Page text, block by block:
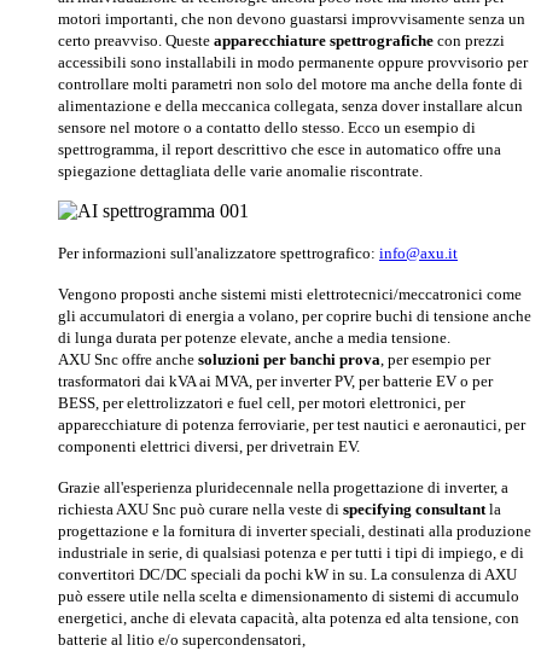
motori importanti, che non devono guastarsi improvvisamente senza un
certo preavviso. Queste apparecchiature spettrografiche con prezzi
accessibili sono installabili in modo permanente oppure provvisorio per
controllare molti parametri non solo del motore ma anche della fonte di
alimentazione e della meccanica collegata, senza dover installare alcun
sensore nel motore o a contatto dello stesso. Ecco un esempio di
spettrogramma, il report descrittivo che esce in automatico offre una
spiegazione dettagliata delle varie anomalie riscontrate.
Per informazioni sull'analizzatore spettrografico: info@axu.it
Vengono proposti anche sistemi misti elettrotecnici/meccatronici come
gli accumulatori di energia a volano, per coprire buchi di tensione anche
di lunga durata per potenze elevate, anche a media tensione.
AXU Snc offre anche soluzioni per banchi prova, per esempio per
trasformatori dai kVA ai MVA, per inverter PV, per batterie EV o per
BESS, per elettrolizzatori e fuel cell, per motori elettronici, per
apparecchiature di potenza ferroviarie, per test nautici e aeronautici, per
componenti elettrici diversi, per drivetrain EV.
Grazie all'esperienza pluridecennale nella progettazione di inverter, a
richiesta AXU Snc può curare nella veste di specifying consultantla
progettazione e la fornitura di inverter speciali, destinati alla produzione
industriale in serie, di qualsiasi potenza e per tutti i tipi di impiego, e di
convertitori DC/DC speciali da pochi kW in su. La consulenza di AXU
può essere utile nella scelta e dimensionamento di sistemi di accumulo
energetici, anche di elevata capacità, alta potenza ed alta tensione, con
batterie al litio e/o supercondensatori,